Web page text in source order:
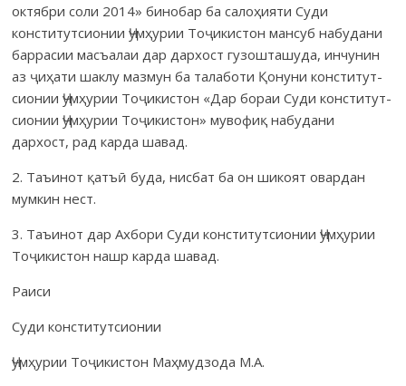
октябри соли 2014» бинобар ба салоҳияти Суди
конститутсионии Ҷумҳурии Тоҷикистон мансуб набу­дани
баррасии масъалаи дар дархост гузошташуда, инчунин
аз ҷиҳати шаклу мазмун ба талаботи Қонуни конститут­
сионии Ҷумҳурии Тоҷи­кис­тон «Дар бораи Суди консти­тут­
сионии Ҷумҳурии Тоҷикистон» муво­фиқ набудани
дархост, рад карда шавад.
2. Таъинот қатъӣ буда, нисбат ба он шикоят овардан
мумкин нест.
3. Таъинот дар Ахбори Суди конститутсионии Ҷумҳурии
Тоҷикистон нашр карда шавад.
Раиси
Суди конститутсионии
Ҷумҳурии Тоҷикистон Маҳмудзода М.А.